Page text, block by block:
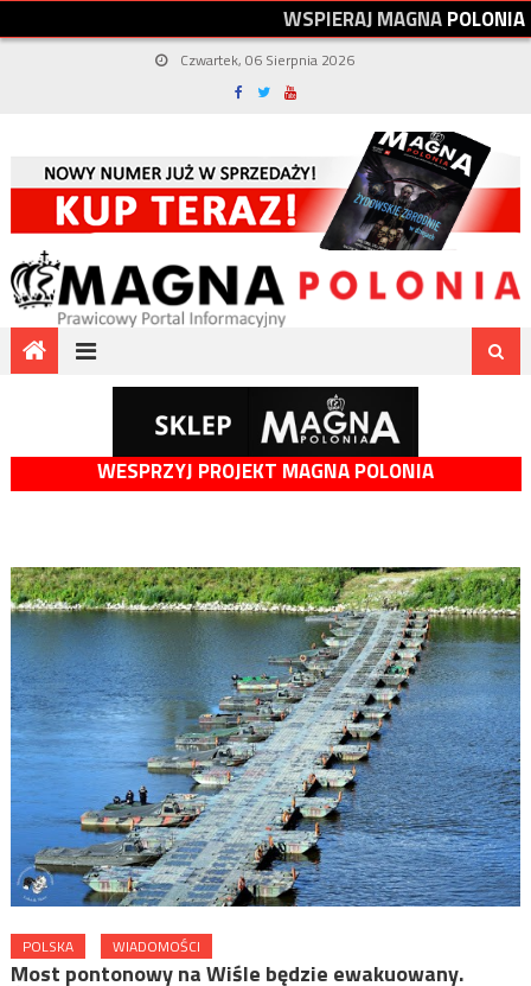
WSPIERAJMAGNAPOLONIA
Czwartek, 06 Sierpnia 2026
WESPRZYJ PROJEKT MAGNA POLONIA
POLSKA WIADOMOŚCI
Most pontonowy na Wiśle będzie ewakuowany.